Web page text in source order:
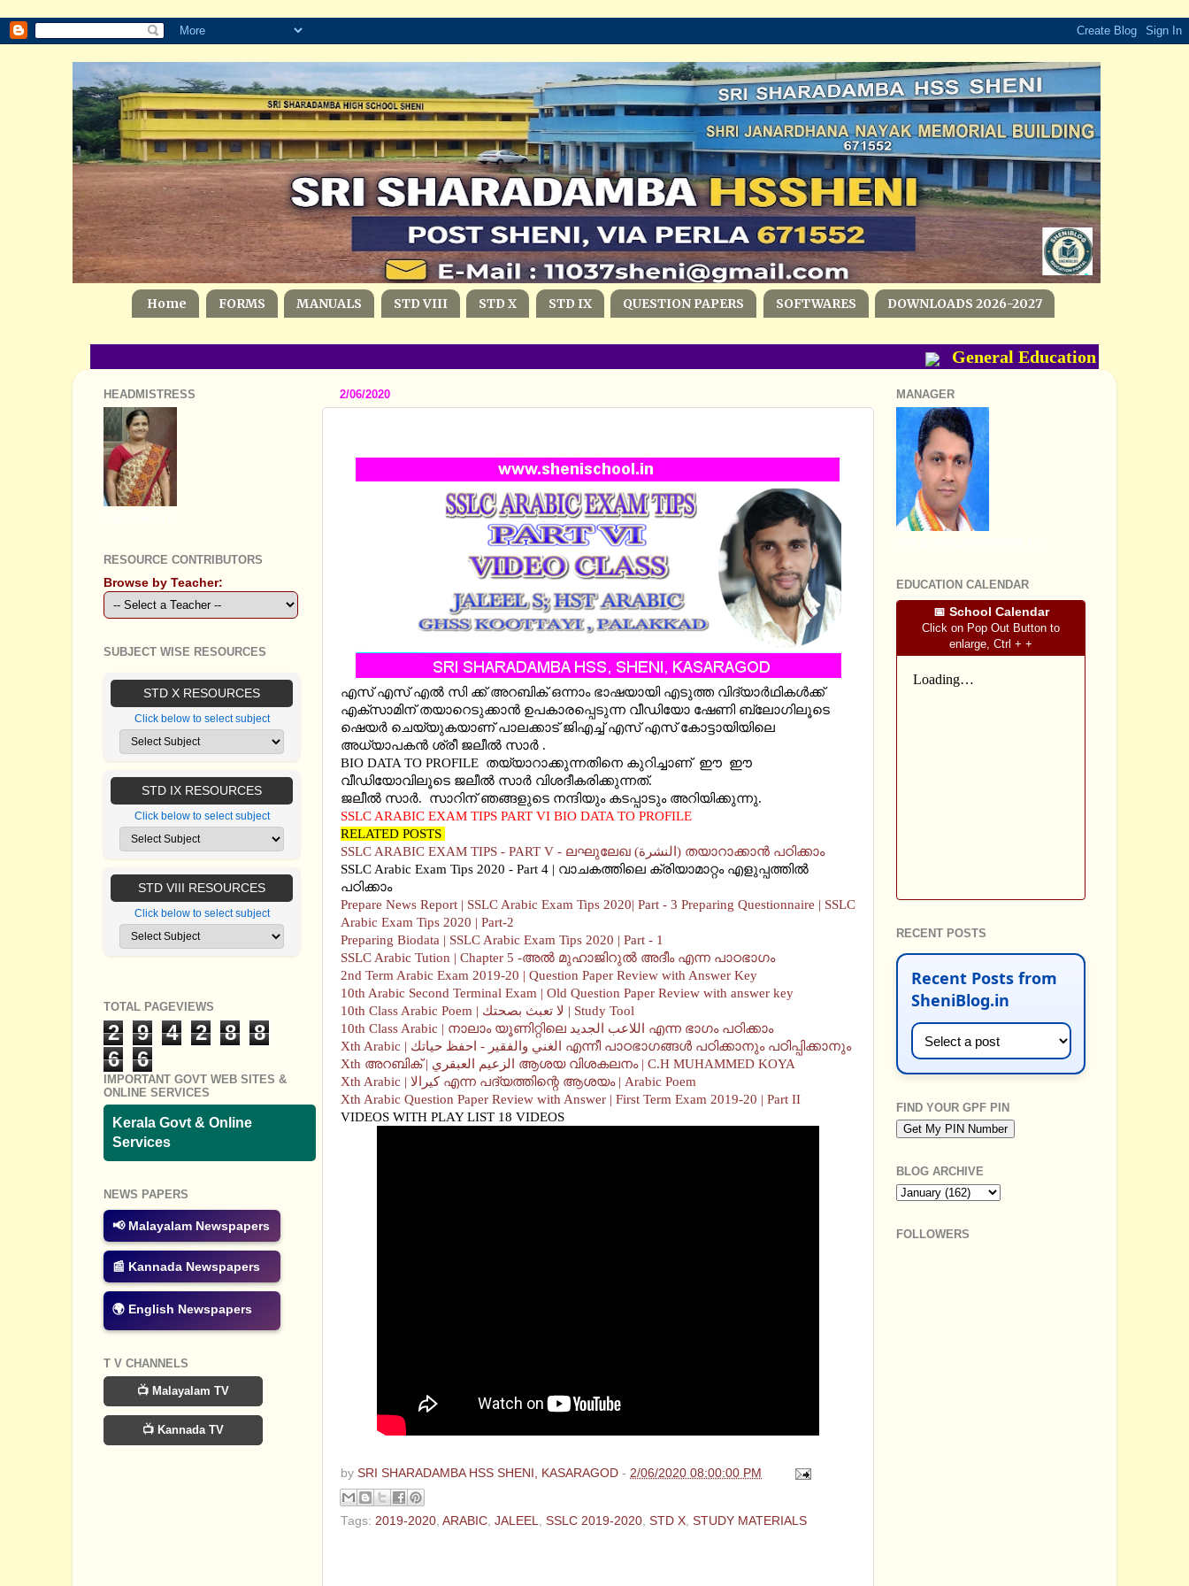
Home FORMS MANUALS STD VIII STD X STD IX QUESTION PAPERS SOFTWARES DOWNLOADS 2026-2027
General Education
2/06/2020
എസ് എസ് എൽ സി ക്ക് അറബിക് ഒന്നാം ഭാഷയായി എടുത്ത വിദ്യാർഥികൾക്ക്
എക്സാമിന് തയാറെടുക്കാൻ ഉപകാരപ്പെടുന്ന വീഡിയോ ഷേണി ബ്ലോഗിലൂടെ
ഷെയര്‍ ചെയ്യുകയാണ് പാലക്കാട് ജിഎച്ച് എസ് എസ് കോട്ടായിയിലെ
അധ്യാപകന്‍ ശ്രീ ജലീല്‍ സാര്‍ .
BIO DATA TO PROFILE തയ്യാറാക്കുന്നതിനെ കുറിച്ചാണ് ഈ ഈ
വീഡിയോവിലൂടെ ജലീല്‍ സാര്‍ വിശദീകരിക്കുന്നത്.
ജലീല്‍ സാര്‍. സാറിന് ഞങ്ങളുടെ നന്ദിയും കടപ്പാടും അറിയിക്കുന്നു.
SSLC ARABIC EXAM TIPS PART VI BIO DATA TO PROFILE
RELATED POSTS
SSLC ARABIC EXAM TIPS - PART V - ലഘുലേഖ (النشرة) തയാറാക്കാൻ പഠിക്കാം
SSLC Arabic Exam Tips 2020 - Part 4 | വാചകത്തിലെ ക്രിയാമാറ്റം എളുപ്പത്തിൽ
പഠിക്കാം
Prepare News Report | SSLC Arabic Exam Tips 2020| Part - 3 Preparing Questionnaire | SSLC
Arabic Exam Tips 2020 | Part-2
Preparing Biodata | SSLC Arabic Exam Tips 2020 | Part - 1
SSLC Arabic Tution | Chapter 5 -അൽ മുഹാജിറുൽ അദീം എന്ന പാഠഭാഗം
2nd Term Arabic Exam 2019-20 | Question Paper Review with Answer Key
10th Arabic Second Terminal Exam | Old Question Paper Review with answer key
10th Class Arabic Poem | لا تعبث بصحتك | Study Tool
10th Class Arabic | നാലാം യൂണിറ്റിലെ اللاعب الجديد എന്ന ഭാഗം പഠിക്കാം
Xth Arabic | الغني والفقير - احفظ حياتك എന്നീ പാഠഭാഗങ്ങൾ പഠിക്കാനും പഠിപ്പിക്കാനും
Xth അറബിക് | الزعيم العبقري ആശയ വിശകലനം | C.H MUHAMMED KOYA
Xth Arabic | كيرالا എന്ന പദ്യത്തിന്റെ ആശയം | Arabic Poem
Xth Arabic Question Paper Review with Answer | First Term Exam 2019-20 | Part II
VIDEOS WITH PLAY LIST 18 VIDEOS
by SRI SHARADAMBA HSS SHENI, KASARAGOD - 2/06/2020 08:00:00 PM
Tags: 2019-2020 ARABIC JALEEL SSLC 2019-2020 STD X STUDY MATERIALS
HEADMISTRESS
RESOURCE CONTRIBUTORS
Browse by Teacher:
SUBJECT WISE RESOURCES
STD X RESOURCES
Click below to select subject
STD IX RESOURCES
Click below to select subject
STD VIII RESOURCES
Click below to select subject
TOTAL PAGEVIEWS
2 9 4 2 8
8
6
6
IMPORTANT GOVT WEB SITES &
ONLINE SERVICES
Kerala Govt & Online
Services
NEWS PAPERS
📢 Malayalam Newspapers
📰 Kannada Newspapers
🌍 English Newspapers
T V CHANNELS
📺 Malayalam TV
📺 Kannada TV
MANAGER
EDUCATION CALENDAR
📅 School Calendar
Click on Pop Out Button to
enlarge, Ctrl + +
RECENT POSTS
Recent Posts from
SheniBlog.in
FIND YOUR GPF PIN
BLOG ARCHIVE
FOLLOWERS